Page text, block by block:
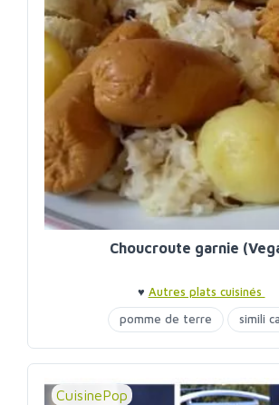
Choucroute garnie
♥ Autres plats cuisinés
pomme de terre
simili
CuisinePop